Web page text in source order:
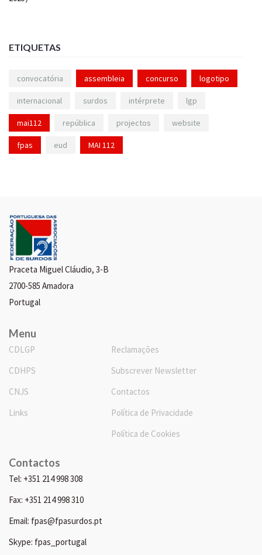
ETIQUETAS
convocatória assembleia concurso logotipo
internacional surdos intérprete lgp
mai112 república projectos website
fpas eud MAI 112
Praceta Miguel Cláudio, 3-B
2700-585 Amadora
Portugal
Menu
CDLGP
CDHPS
CNJS
Links
Reclamações
Subscrever Newsletter
Contactos
Política de Privacidade
Política de Cookies
Contactos
Tel: +351 214 998 308
Fax: +351 214 998 310
Email: fpas@fpasurdos.pt
Skype: fpas_portugal